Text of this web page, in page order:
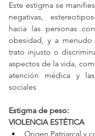
Este estigma se
negativas,
hacia las personas
obesidad, y a menudo
trato injusto o
aspectos de la vida,
atención médica y
sociales
Estigma de peso:
VIOLENCIA ESTÉTICA
Origen Patriarcal y